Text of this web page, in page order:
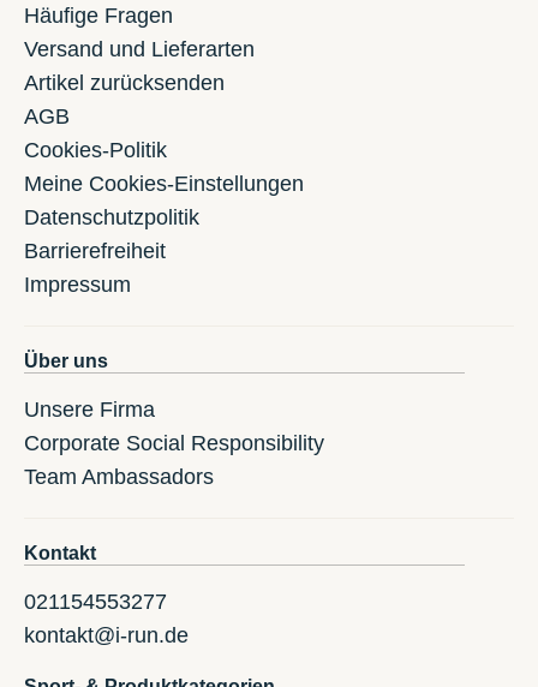
Häufige Fragen
Versand und Lieferarten
Artikel zurücksenden
AGB
Cookies-Politik
Meine Cookies-Einstellungen
Datenschutzpolitik
Barrierefreiheit
Impressum
Über uns
Unsere Firma
Corporate Social Responsibility
Team Ambassadors
Kontakt
021154553277
kontakt@i-run.de